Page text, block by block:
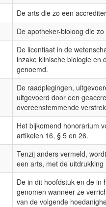
De arts die zo een
De apotheker-bioloog die
De licentiaat in de
inzake klinische biologie en
genoemd.
De raadplegingen,
uitgevoerd door een
overeenstemmende
Het bijkomend honorarium
artikelen 16, § 5 en 26.
Tenzij anders vermeld,
een arts, met de
De in dit hoofdstuk en de in
genomen wanneer ze
van de volgende